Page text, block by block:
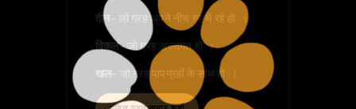
दीन – जो ग्रह अपने नीच गृह में रहे हो ।
विकल– जो ग्रह अस्तगत हो ।
खल– जो ग्रह पापग्रहों के साथ हो ।